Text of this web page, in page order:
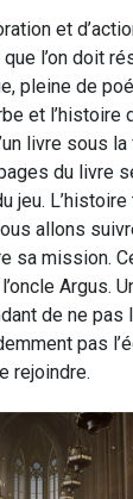
et
l’on doit
pleine de
et l’histoire
livre sous la
du livre
jeu. L’histoire
allons
sa mission.
Argus.
de ne pas
pas
rejoindre.